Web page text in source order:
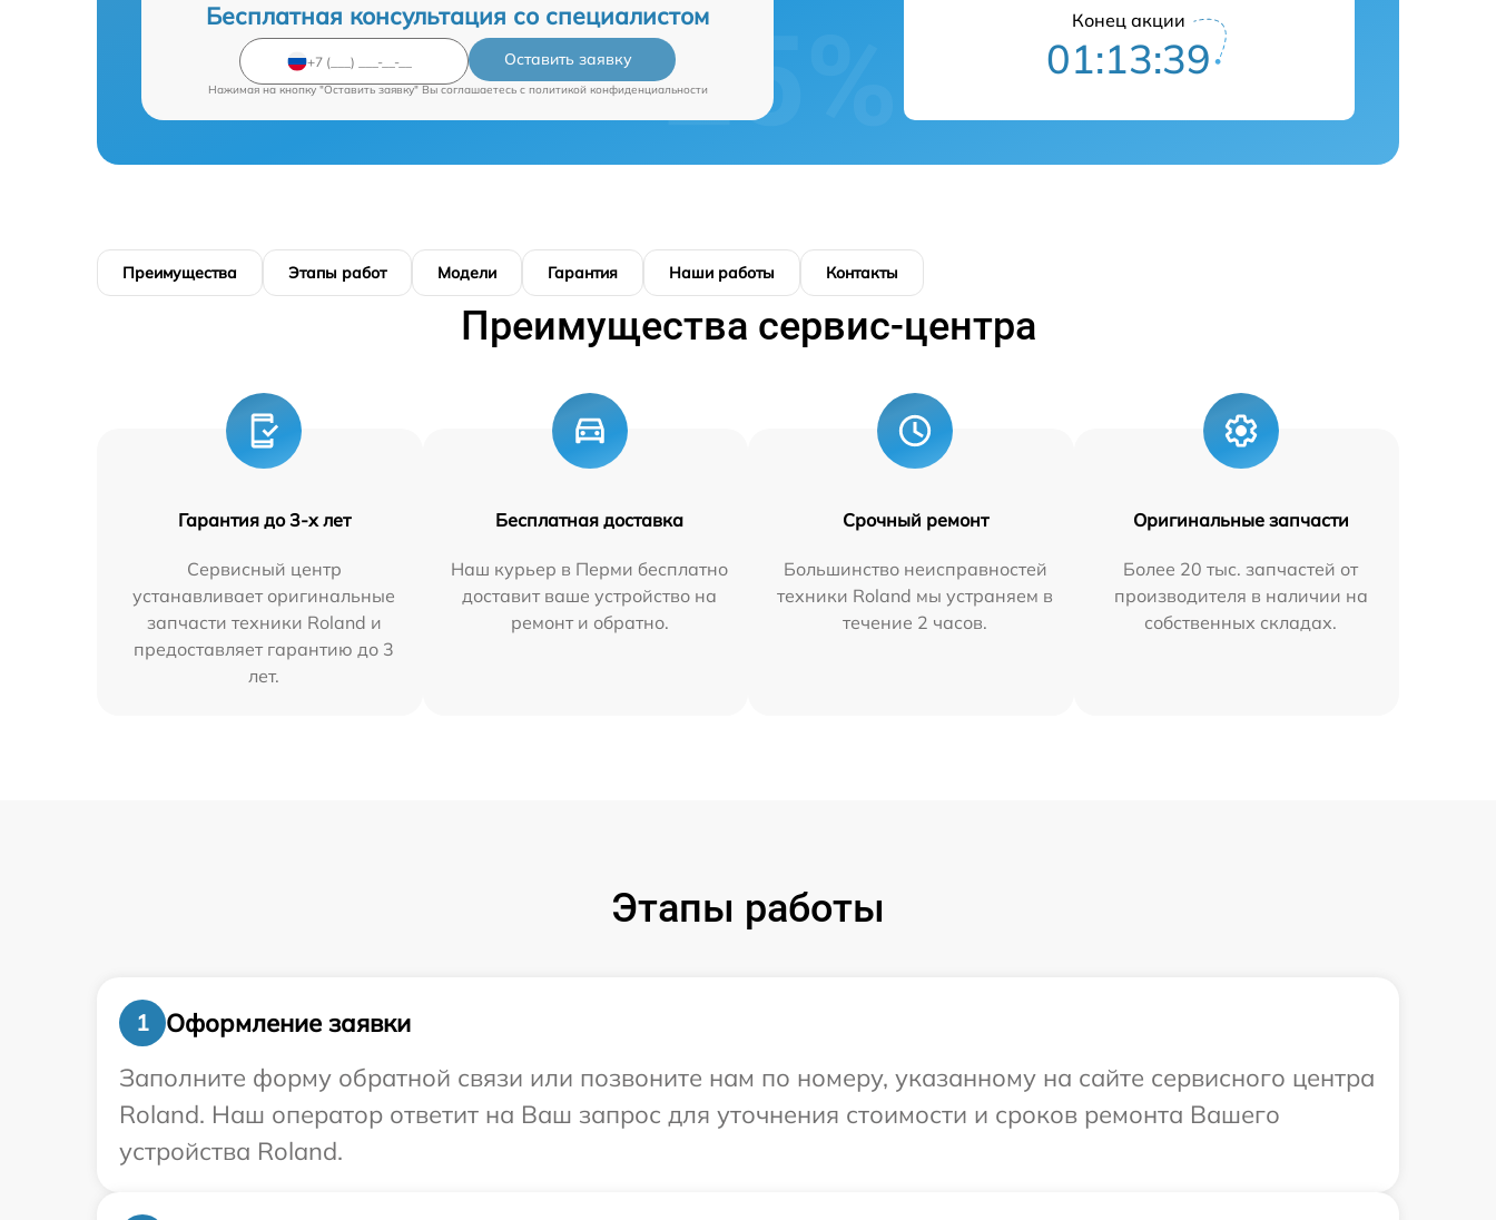
Бесплатная консультация со специалистом
Оставить заявку
Нажимая на кнопку "Оставить заявку" Вы соглашаетесь c политикой конфиденциальности
Конец акции
01:13:38
Преимущества Этапы работ Модели Гарантия Наши работы Контакты
Преимущества сервис-центра
Гарантия до 3-х лет
Сервисный центр
устанавливает оригинальные
запчасти техники Roland и
предоставляет гарантию до 3
лет.
Бесплатная доставка
Наш курьер в Перми бесплатно
доставит ваше устройство на
ремонт и обратно.
Срочный ремонт
Большинство неисправностей
техники Roland мы устраняем в
течение 2 часов.
Оригинальные запчасти
Более 20 тыс. запчастей от
производителя в наличии на
собственных складах.
Этапы работы
1
Оформление заявки
Заполните форму обратной связи или позвоните нам по номеру, указанному на сайте сервисного центра
Roland. Наш оператор ответит на Ваш запрос для уточнения стоимости и сроков ремонта Вашего
устройства Roland.